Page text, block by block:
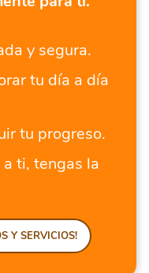
y segura.
tu día a día
tu progreso.
a ti, tengas la
Y SERVICIOS!